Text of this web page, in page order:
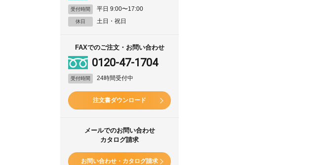
受付時間 平日 9:00〜17:00
休日 土日・祝日
FAXでのご注文・お問い合わせ
0120-47-1704
受付時間 24時間受付中
注文書ダウンロード
メールでのお問い合わせ
カタログ請求
お問い合わせ・カタログ請求